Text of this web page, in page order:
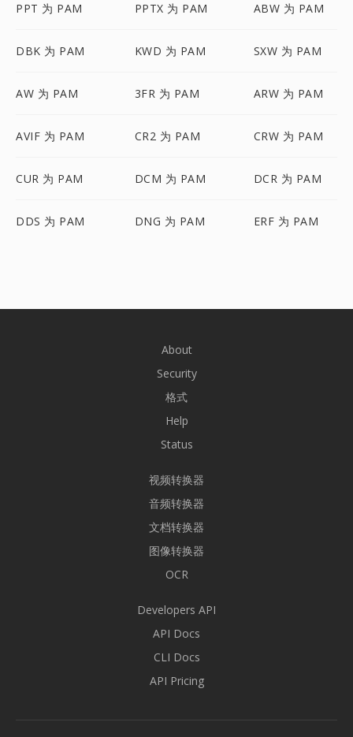
PPT 为 PAM PPTX 为 PAM ABW 为 PAM
DBK 为 PAM KWD 为 PAM SXW 为 PAM
AW 为 PAM 3FR 为 PAM ARW 为 PAM
AVIF 为 PAM CR2 为 PAM CRW 为 PAM
CUR 为 PAM DCM 为 PAM DCR 为 PAM
DDS 为 PAM DNG 为 PAM ERF 为 PAM
About
Security
格式
Help
Status
视频转换器
音频转换器
文档转换器
图像转换器
OCR
Developers API
API Docs
CLI Docs
API Pricing